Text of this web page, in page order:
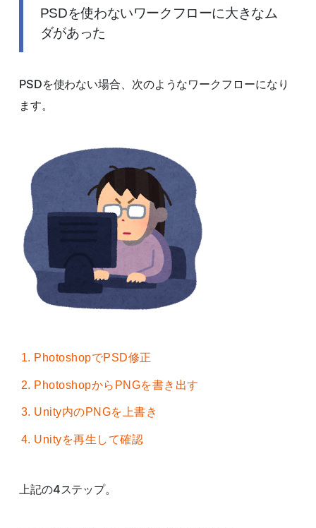
PSDを使わないワークフローに大きなム
ダがあった
PSDを使わない場合、次のようなワークフローになり
ます。
PhotoshopでPSD修正
PhotoshopからPNGを書き出す
Unity内のPNGを上書き
Unityを再生して確認
上記の4ステップ。